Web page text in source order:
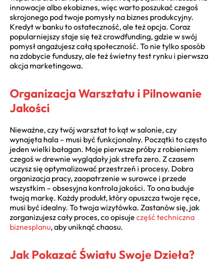
innowacje albo ekobiznes, więc warto poszukać czegoś
skrojonego pod twoje pomysły na biznes produkcyjny.
Kredyt w banku to ostateczność, ale też opcja. Coraz
popularniejszy staje się też crowdfunding, gdzie w swój
pomysł angażujesz całą społeczność. To nie tylko sposób
na zdobycie funduszy, ale też świetny test rynku i pierwsza
akcja marketingowa.
Organizacja Warsztatu i Pilnowanie
Jakości
Nieważne, czy twój warsztat to kąt w salonie, czy
wynajęta hala – musi być funkcjonalny. Początki to często
jeden wielki bałagan. Moje pierwsze próby z robieniem
czegoś w drewnie wyglądały jak strefa zero. Z czasem
uczysz się optymalizować przestrzeń i procesy. Dobra
organizacja pracy, zaopatrzenie w surowce i przede
wszystkim – obsesyjna kontrola jakości. To ona buduje
twoją markę. Każdy produkt, który opuszcza twoje ręce,
musi być idealny. To twoja wizytówka. Zastanów się, jak
zorganizujesz cały proces, co opisuje część techniczna
biznesplanu, aby uniknąć chaosu.
Jak Pokazać Światu Swoje Dzieła?